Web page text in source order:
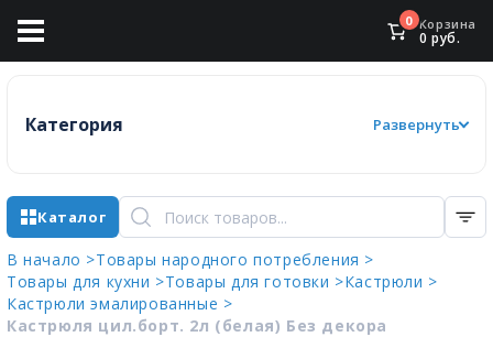
0 Корзина
0 руб.
Категория Развернуть
Каталог
В начало >Товары народного потребления >
Товары для кухни >Товары для готовки >Кастрюли >
Кастрюли эмалированные >
Кастрюля цил.борт. 2л (белая) Без декора